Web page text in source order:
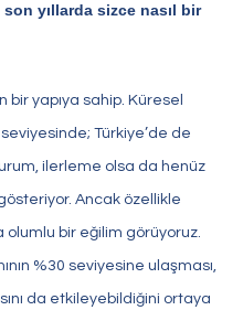
son yıllarda sizce nasıl bir
yapıya sahip. Küresel
Türkiye’de de
ilerleme olsa da henüz
Ancak özellikle
bir eğilim görüyoruz.
%30 seviyesine ulaşması,
da etkileyebildiğini ortaya